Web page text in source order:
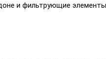
и фильтрующие